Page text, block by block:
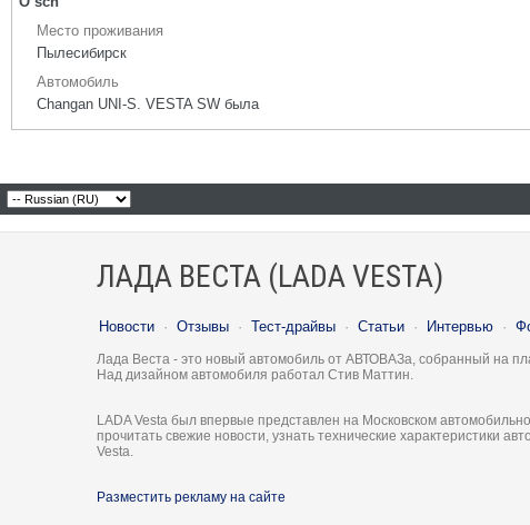
Место проживания
Пылесибирск
Автомобиль
Changan UNI-S. VESTA SW была
ЛАДА ВЕСТА (LADA VESTA)
Новости · Отзывы · Тест-драйвы · Статьи · Интервью ·
Лада Веста - это новый автомобиль от АВТОВАЗа, собранный на
Над дизайном автомобиля работал Стив Маттин.
LADA Vesta был впервые представлен на Московском
прочитать свежие новости, узнать технические характеристики
Vesta.
Разместить рекламу на сайте